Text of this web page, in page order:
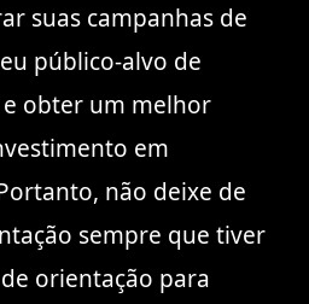
suas campanhas de
público-alvo de
obter um melhor
em
não deixe de
sempre que tiver
orientação para